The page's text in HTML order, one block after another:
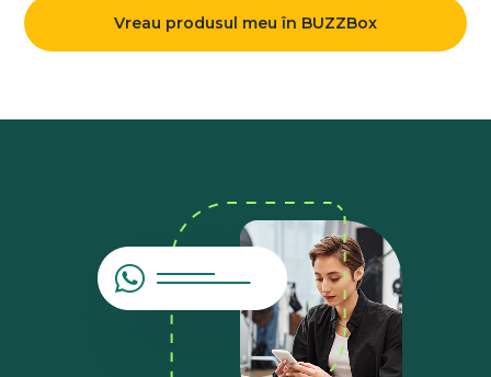
Vreau produsul meu în BUZZBox